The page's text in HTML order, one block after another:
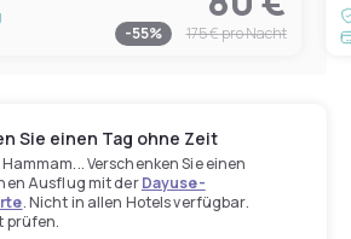
-55% 175 €pro Nacht
Sie einen Tag ohne Zeit
Verschenken Sie einen
Ausflug mit derDayuse-
. Nicht in allen Hotels verfügbar.
prüfen.